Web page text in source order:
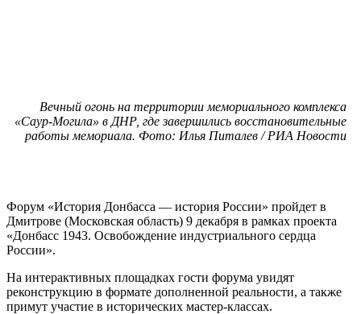
Вечный огонь на территории мемориального комплекса
«Саур-Могила» в ДНР, где завершились восстановительные
работы мемориала. Фото: Илья Питалев / РИА Новости
Форум «История Донбасса — история России» пройдет в
Дмитрове (Московская область) 9 декабря в рамках проекта
«Донбасс 1943. Освобождение индустриального сердца
России».
На интерактивных площадках гости форума увидят
реконструкцию в формате дополненной реальности, а также
примут участие в исторических мастер-классах.